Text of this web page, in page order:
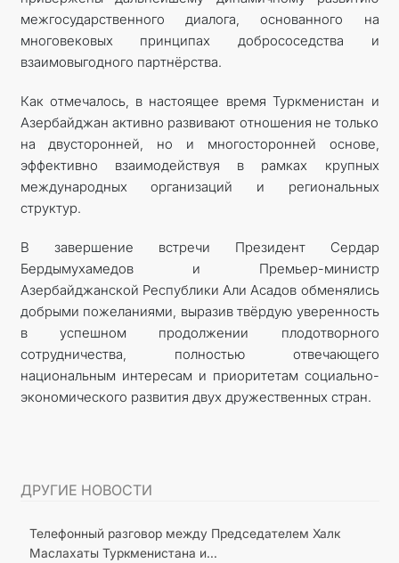
межгосударственного диалога, основанного на
многовековых принципах добрососедства и
взаимовыгодного партнёрства.
Как отмечалось, в настоящее время Туркменистан и
Азербайджан активно развивают отношения не только
на двусторонней, но и многосторонней основе,
эффективно взаимодействуя в рамках крупных
международных организаций и региональных
структур.
В завершение встречи Президент Сердар
Бердымухамедов и Премьер-министр
Азербайджанской Республики Али Асадов обменялись
добрыми пожеланиями, выразив твёрдую уверенность
в успешном продолжении плодотворного
сотрудничества, полностью отвечающего
национальным интересам и приоритетам социально-
экономического развития двух дружественных стран.
ДРУГИЕ НОВОСТИ
Телефонный разговор между Председателем Халк
Маслахаты Туркменистана и...